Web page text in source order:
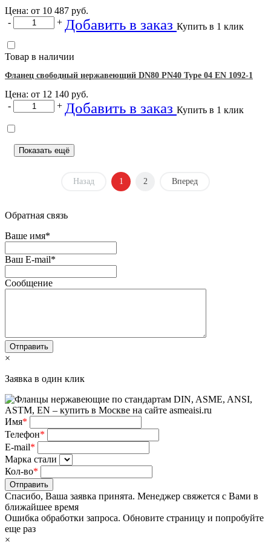
Цена: от 10 487 руб.
-
+ Добавить в заказ Купить в 1 клик
Товар в наличии
Фланец свободный нержавеющий DN80 PN40 Type 04 EN 1092-1
Цена: от 12 140 руб.
-
+ Добавить в заказ Купить в 1 клик
Показать ещё
Назад 1 2 Вперед
Обратная связь
Ваше имя*
Ваш E-mail*
Сообщение
×
Заявка в один клик
Имя*
Телефон*
E-mail*
Марка стали
Кол-во*
Отправить
Спасибо, Ваша заявка принята. Менеджер свяжется с Вами в
ближайшее время
Ошибка обработки запроса. Обновите страницу и попробуйте
еще раз
×